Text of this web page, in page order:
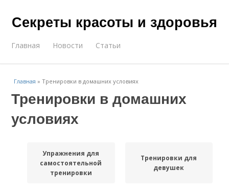
Секреты красоты и здоровья
Главная Новости Статьи
Главная »Тренировки в домашних условиях
Тренировки в домашних
условиях
Упражнения для
самостоятельной
тренировки
Тренировки для
девушек